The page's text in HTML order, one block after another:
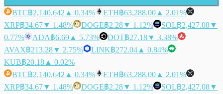
BTC฿2,140,642 ▲ 0.34% ETH฿63,288.00 ▲ 2.01%
XRP฿34.67▼ 1.48% DOGE฿2.28▼ 1.12% SOL฿2,427.08▼
0.77%
ADA฿6.69 ▲ 5.73% DOT฿27.18▼ 3.38%
AVAX฿213.28▼ 2.75% LINK฿272.04 ▲ 0.84%
KUB฿20.18 ▲ 0.02%
BTC฿2,140,642 ▲ 0.34% ETH฿63,288.00 ▲ 2.01%
XRP฿34.67▼ 1.48% DOGE฿2.28▼ 1.12% SOL฿2,427.08▼